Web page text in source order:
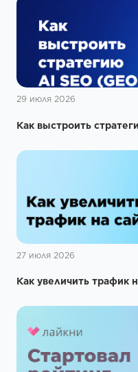
29 июля 2026
Как выстроить
27 июля 2026
Как увеличить трафик